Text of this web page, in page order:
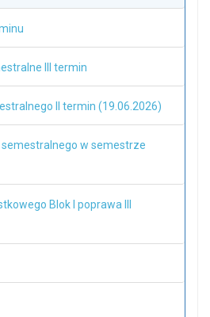
III termin
II termin (19.06.2026)
w semestrze
Blok I poprawa III